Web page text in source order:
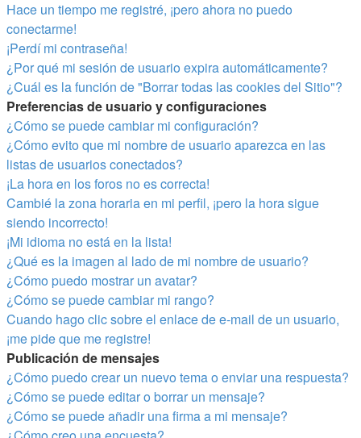
Hace un tiempo me registré, ¡pero ahora no puedo
conectarme!
¡Perdí mi contraseña!
¿Por qué mi sesión de usuario expira automáticamente?
¿Cuál es la función de "Borrar todas las cookies del Sitio"?
Preferencias de usuario y configuraciones
¿Cómo se puede cambiar mi configuración?
¿Cómo evito que mi nombre de usuario aparezca en las
listas de usuarios conectados?
¡La hora en los foros no es correcta!
Cambié la zona horaria en mi perfil, ¡pero la hora sigue
siendo incorrecto!
¡Mi idioma no está en la lista!
¿Qué es la imagen al lado de mi nombre de usuario?
¿Cómo puedo mostrar un avatar?
¿Cómo se puede cambiar mi rango?
Cuando hago clic sobre el enlace de e-mail de un usuario,
¡me pide que me registre!
Publicación de mensajes
¿Cómo puedo crear un nuevo tema o enviar una respuesta?
¿Cómo se puede editar o borrar un mensaje?
¿Cómo se puede añadir una firma a mi mensaje?